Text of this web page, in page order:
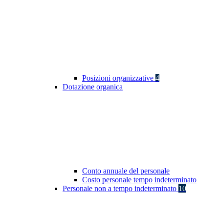
Posizioni organizzative 4
Dotazione organica
Conto annuale del personale
Costo personale tempo indeterminato
Personale non a tempo indeterminato 10